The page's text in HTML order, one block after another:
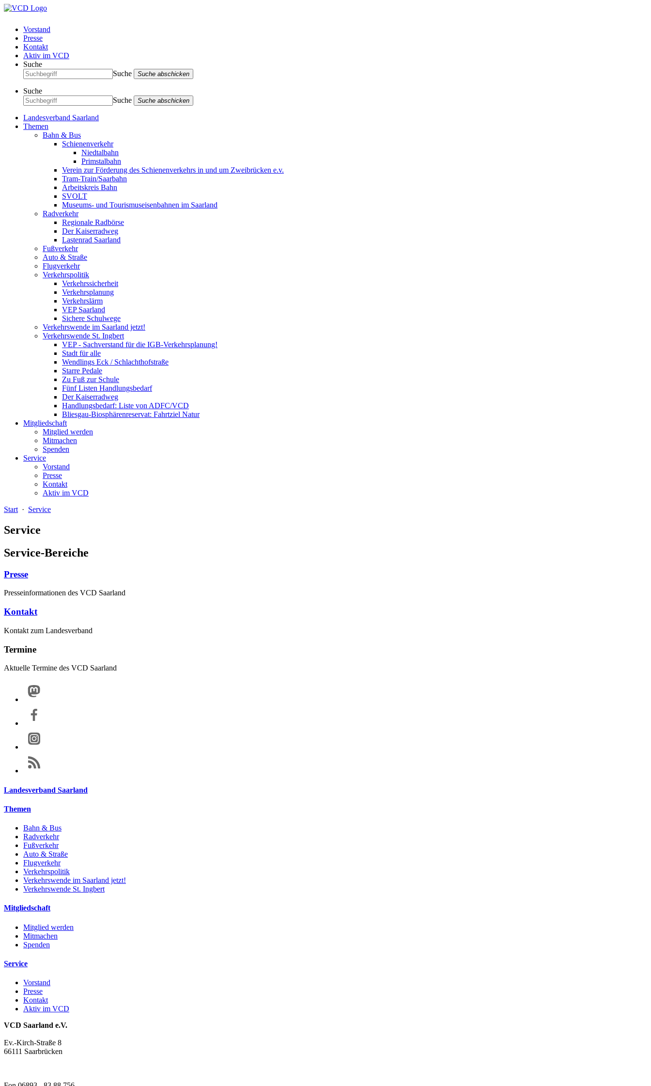
Vorstand
Presse
Kontakt
Aktiv im VCD
Suche
Suche
Suche abschicken
Suche
Suche
Suche abschicken
Landesverband Saarland
Themen
Bahn & Bus
Schienenverkehr
Niedtalbahn
Primstalbahn
Verein zur Förderung des Schienenverkehrs in und um Zweibrücken e.v.
Tram-Train/Saarbahn
Arbeitskreis Bahn
SVOLT
Museums- und Tourismuseisenbahnen im Saarland
Radverkehr
Regionale Radbörse
Der Kaiserradweg
Lastenrad Saarland
Fußverkehr
Auto & Straße
Flugverkehr
Verkehrspolitik
Verkehrssicherheit
Verkehrsplanung
Verkehrslärm
VEP Saarland
Sichere Schulwege
Verkehrswende im Saarland jetzt!
Verkehrswende St. Ingbert
VEP - Sachverstand für die IGB-Verkehrsplanung!
Stadt für alle
Wendlings Eck / Schlachthofstraße
Starre Pedale
Zu Fuß zur Schule
Fünf Listen Handlungsbedarf
Der Kaiserradweg
Handlungsbedarf: Liste von ADFC/VCD
Bliesgau-Biosphärenreservat: Fahrtziel Natur
Mitgliedschaft
Mitglied werden
Mitmachen
Spenden
Service
Vorstand
Presse
Kontakt
Aktiv im VCD
Start · Service
Service
Service-Bereiche
Presse
Presseinformationen des VCD Saarland
Kontakt
Kontakt zum Landesverband
Termine
Aktuelle Termine des VCD Saarland
Landesverband Saarland
Themen
Bahn & Bus
Radverkehr
Fußverkehr
Auto & Straße
Flugverkehr
Verkehrspolitik
Verkehrswende im Saarland jetzt!
Verkehrswende St. Ingbert
Mitgliedschaft
Mitglied werden
Mitmachen
Spenden
Service
Vorstand
Presse
Kontakt
Aktiv im VCD
VCD Saarland e.V.
Ev.-Kirch-Straße 8
66111 Saarbrücken